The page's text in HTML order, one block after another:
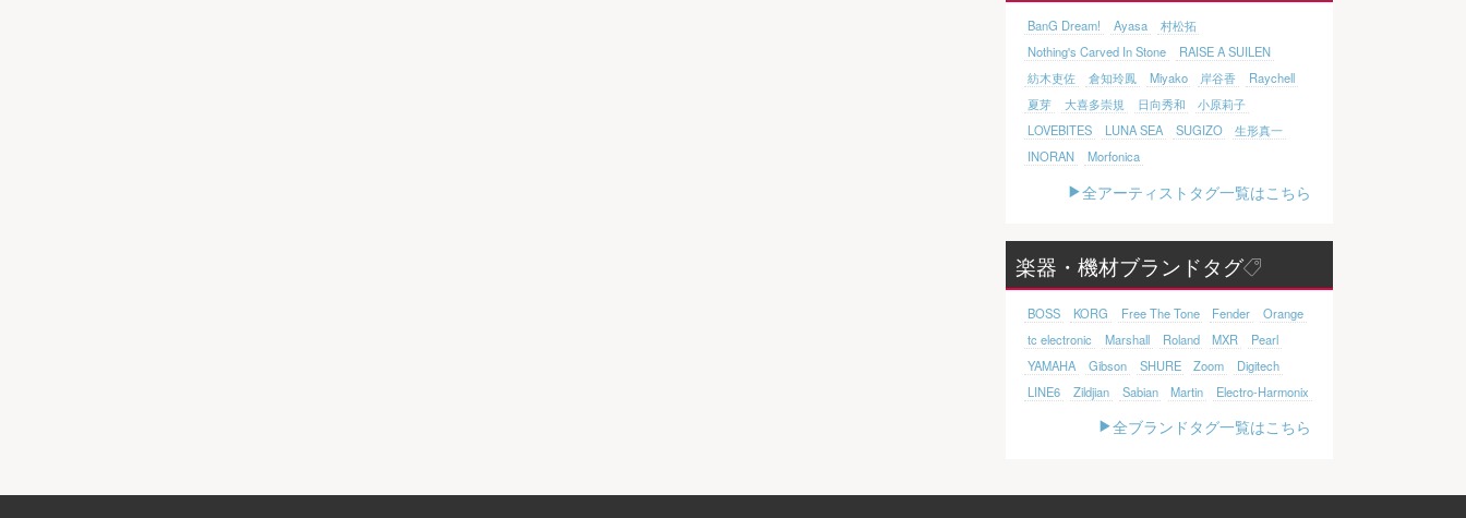
BanG Dream! Ayasa
村松拓
Nothing's Carved In Stone
RAISE A SUILEN
紡木吏佐
倉知玲鳳 Miyako 岸谷香
Raychell
夏芽
大喜多崇規 日向秀和
小原莉子
LOVEBITES
LUNA SEA SUGIZO
生形真一
INORAN
Morfonica
全アーティストタグ一覧はこちら
楽器・機材ブランドタグ
BOSS KORG Free The Tone Fender
Orange
tc electronic
Marshall Roland MXR
Pearl
YAMAHA
Gibson SHURE Zoom
Digitech
LINE6
Zildjian Sabian Martin Electro-Harmonix
全ブランドタグ一覧はこちら